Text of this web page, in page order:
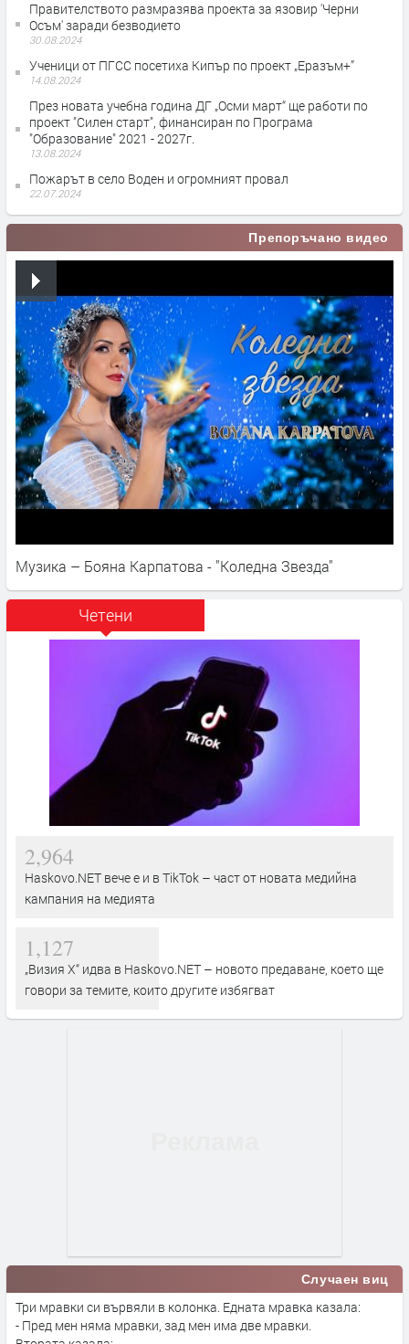
Правителството размразява проекта за язовир 'Черни
Осъм' заради безводието
30.08.2024
Ученици от ПГСС посетиха Кипър по проект „Еразъм+”
14.08.2024
През новата учебна година ДГ „Осми март“ ще работи по
проект "Силен старт", финансиран по Програма
"Образование" 2021 - 2027г.
13.08.2024
Пожарът в село Воден и огромният провал
22.07.2024
Препоръчано видео
Музика – Бояна Карпатова - "Коледна Звезда"
Четени
2,964
Haskovo.NET вече е и в TikTok – част от новата медийна
кампания на медията
1,127
„Визия Х“ идва в Haskovo.NET – новото предаване, което ще
говори за темите, които другите избягват
Случаен виц
Три мравки си вървяли в колонка. Едната мравка казала:
- Пред мен няма мравки, зад мен има две мравки.